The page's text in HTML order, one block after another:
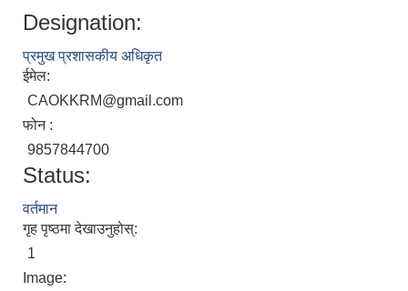
Designation:
प्रमुख प्रशासकीय अधिकृत
ईमेल:
CAOKKRM@gmail.com
फोन :
9857844700
Status:
वर्तमान
गृह पृष्ठमा देखाउनुहोस्:
1
Image: